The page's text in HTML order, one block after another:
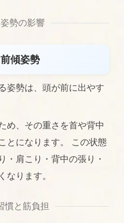
勢の影響
傾姿勢
姿勢は、頭が前に出やす
め、その重さを首や背中
とになります。 この状態
・肩こり・背中の張り・
なります。
慣と筋負担